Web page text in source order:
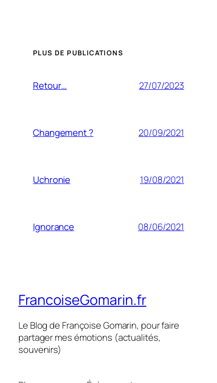
PLUS DE PUBLICATIONS
Retour… 27/07/2023
Changement ? 20/09/2021
Uchronie 19/08/2021
Ignorance 08/06/2021
FrancoiseGomarin.fr
Le Blog de Françoise Gomarin, pour faire
partager mes émotions (actualités,
souvenirs)